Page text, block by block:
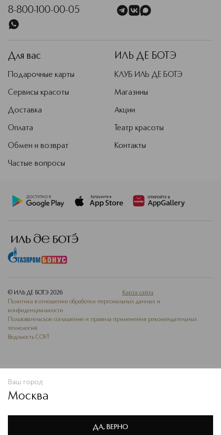
Политике конфиденциальности
8-800-100-00-05
Для вас
Подарочные карты
Сервисы красоты
Доставка
Оплата
Обмен и возврат
Частые вопросы
ИЛЬ ДЕ БОТЭ
КЛУБ ИЛЬ ДЕ БОТЭ
Магазины
Акции
Театр красоты
Контакты
© ИЛЬ ДЕ БОТЭ 2026
Карта сайта
Политика в отношении обработки персональных данных и
конфиденциальности
Пользовательское соглашение и правила применения рекомендательных
технологий
Ведомость СОУТ
Ваш город
Москва
ДА, ВЕРНО